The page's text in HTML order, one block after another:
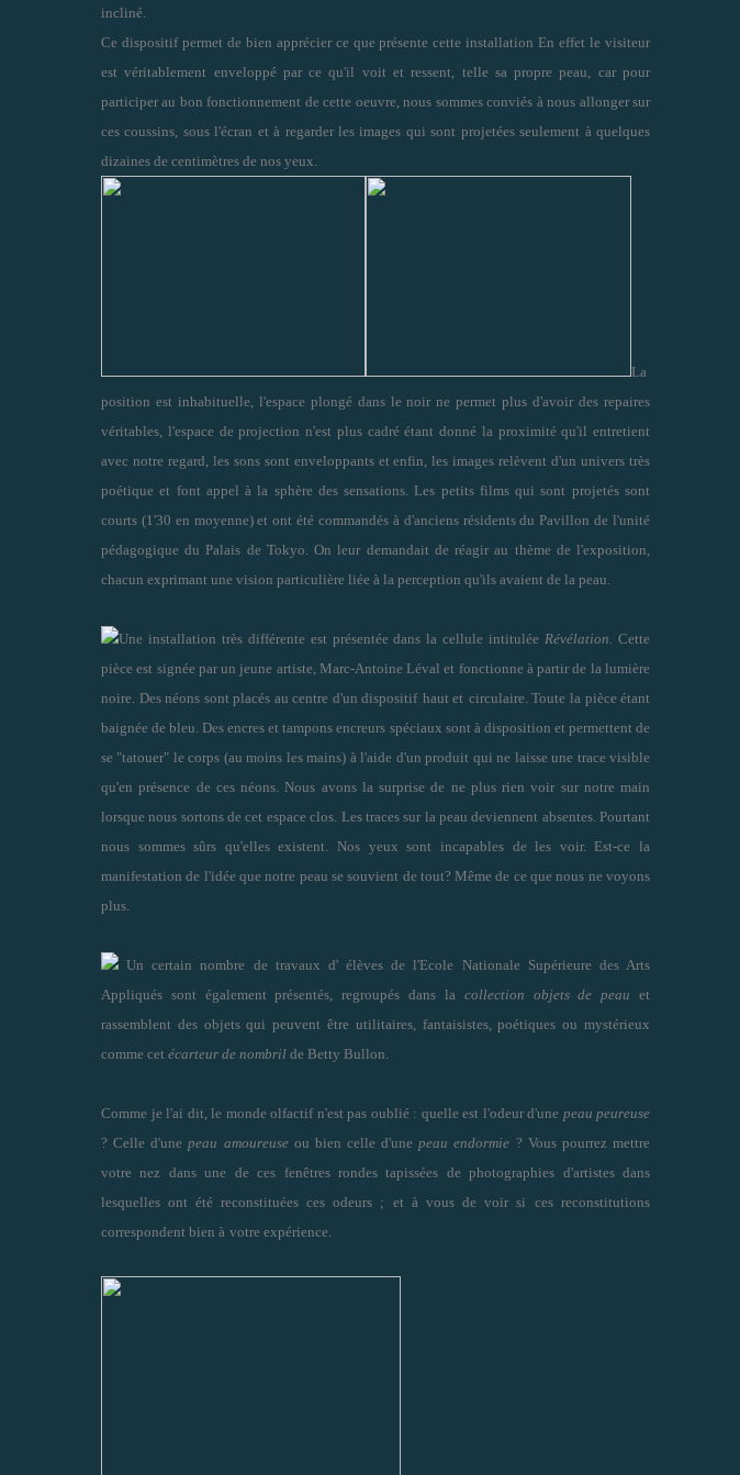
incliné.
Ce dispositif permet de bien apprécier ce que présente cette installation En effet le visiteur
est véritablement enveloppé par ce qu'il voit et ressent, telle sa propre peau, car pour
participer au bon fonctionnement de cette oeuvre, nous sommes conviés à nous allonger sur
ces coussins, sous l'écran et à regarder les images qui sont projetées seulement à quelques
dizaines de centimètres de nos yeux.
La
position est inhabituelle, l'espace plongé dans le noir ne permet plus d'avoir des repaires
véritables, l'espace de projection n'est plus cadré étant donné la proximité qu'il entretient
avec notre regard, les sons sont enveloppants et enfin, les images relèvent d'un univers très
poétique et font appel à la sphère des sensations. Les petits films qui sont projetés sont
courts (1'30 en moyenne) et ont été commandés à d'anciens résidents du Pavillon de l'unité
pédagogique du Palais de Tokyo. On leur demandait de réagir au thème de l'exposition,
chacun exprimant une vision particulière liée à la perception qu'ils avaient de la peau.
Une installation très différente est présentée dans la cellule intitulée Révélation. Cette
pièce est signée par un jeune artiste, Marc-Antoine Léval et fonctionne à partir de la lumière
noire. Des néons sont placés au centre d'un dispositif haut et circulaire. Toute la pièce étant
baignée de bleu. Des encres et tampons encreurs spéciaux sont à disposition et permettent de
se "tatouer" le corps (au moins les mains) à l'aide d'un produit qui ne laisse une trace visible
qu'en présence de ces néons. Nous avons la surprise de ne plus rien voir sur notre main
lorsque nous sortons de cet espace clos. Les traces sur la peau deviennent absentes. Pourtant
nous sommes sûrs qu'elles existent. Nos yeux sont incapables de les voir. Est-ce la
manifestation de l'idée que notre peau se souvient de tout? Même de ce que nous ne voyons
plus.
Un certain nombre de travaux d' élèves de l'Ecole Nationale Supérieure des Arts
Appliqués sont également présentés, regroupés dans la collection objets de peau et
rassemblent des objets qui peuvent être utilitaires, fantaisistes, poétiques ou mystérieux
comme cet écarteur de nombril de Betty Bullon.
Comme je l'ai dit, le monde olfactif n'est pas oublié : quelle est l'odeur d'une peau peureuse
? Celle d'unepeau amoureuseou bien celle d'unepeau endormie ? Vous pourrez mettre
votre nez dans une de ces fenêtres rondes tapissées de photographies d'artistes dans
lesquelles ont été reconstituées ces odeurs ; et à vous de voir si ces reconstitutions
correspondent bien à votre expérience.